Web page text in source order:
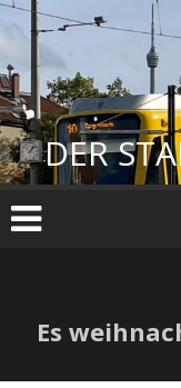
Zum
Inhalt
springen
DER
Es